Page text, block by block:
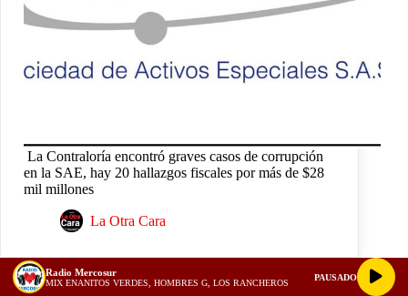
La Contraloría encontró graves casos de corrupción
en la SAE, hay 20 hallazgos fiscales por más de $28
mil millones
La Otra Cara
Radio Mercosur
MIX ENANITOS VERDES, HOMBRES G, LOS RANCHEROS
PAUSADO